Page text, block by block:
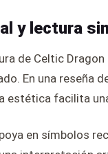
y lectura
de Celtic
En una reseña
estética facilita
en símbolos